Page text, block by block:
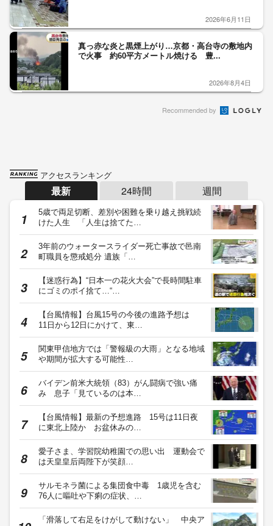
2026年6月11日
真っ赤な炎と黒煙上がり…京都・高台寺の敷地内
で火事 約60平方メートル焼ける 豊...
2026年8月4日
Recommended by
アクセスランキング
最新 24時間 週間
5歳で両足切断、差別や困難を乗り越え挑戦続
けた人生 「人生は捨てた…
3年前のウォータースライダー死亡事故で邑南
町職員を懲戒処分 遺族「…
【迷惑行為】“日本一の花火大会”で長時間駐車
にゴミのポイ捨て…“…
【台風情報】台風15号の今後の進路予想は
11日から12日にかけて、東…
関東甲信地方では「警報級の大雨」となる地域
や期間が拡大する可能性…
バイデン前米大統領（83）がん闘病で強い痛
み 息子「見ているのは本…
【台風情報】最新の予想進路 15号は11日夜
に東北上陸か お盆休みの…
愛子さま、学習院幼稚園での思い出 運動会で
は天皇皇后両陛下が笑顔…
サルモネラ菌による集団食中毒 1歳児を含む
76人に嘔吐や下痢の症状、…
「滑落して右足をけがして動けない」 中央ア